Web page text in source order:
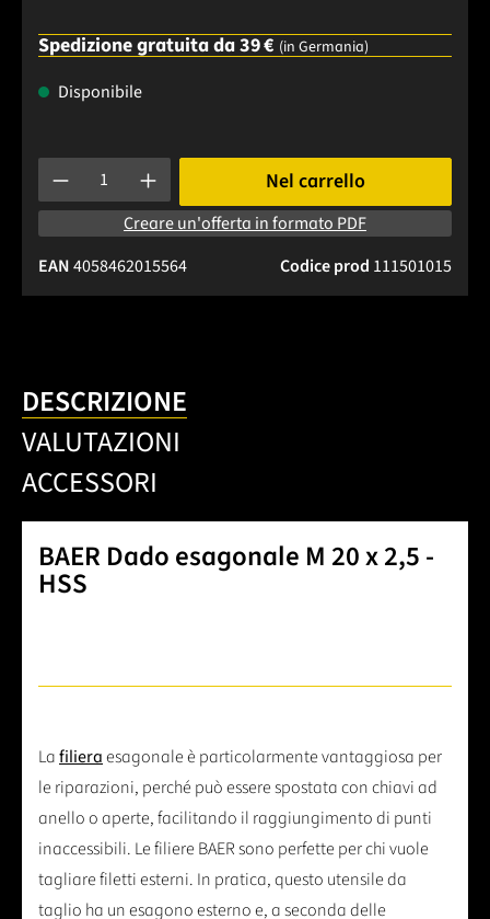
Spedizione gratuita da 39 € (in Germania)
Disponibile
Quantità del prodotto: inserisci la quantità desiderata o
Nel carrello
Creare un'offerta in formato PDF
Codice prod 111501015
EAN4058462015564
DESCRIZIONE
VALUTAZIONI
ACCESSORI
BAER Dado esagonale M 20 x 2,5 -
HSS
Lafilieraesagonale è particolarmente vantaggiosa per
le riparazioni, perché può essere spostata con chiavi ad
anello o aperte, facilitando il raggiungimento di punti
inaccessibili. Le filiere BAER sono perfette per chi vuole
tagliare filetti esterni. In pratica, questo utensile da
taglio ha un esagono esterno e, a seconda delle